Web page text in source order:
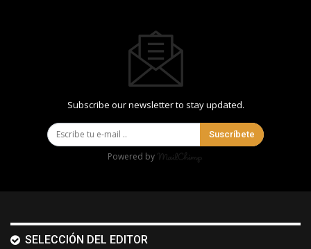
Subscribe our newsletter to stay updated.
Suscríbete
Powered by
SELECCIÓN DEL EDITOR